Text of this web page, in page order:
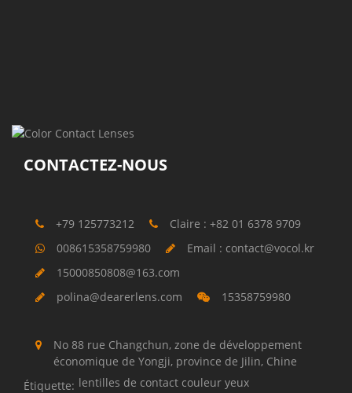
CONTACTEZ-NOUS
+79 125773212
Claire : +82 01 6378 9709
008615358759980
Email : contact@vocol.kr
15000850808@163.com
polina@dearerlens.com
15358759980
No 88 rue Changchun, zone de développement
économique de Yongji, province de Jilin, Chine
Étiquette: lentilles de contact couleur yeux